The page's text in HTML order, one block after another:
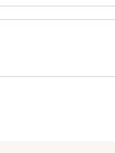
osiągnąć sukces.